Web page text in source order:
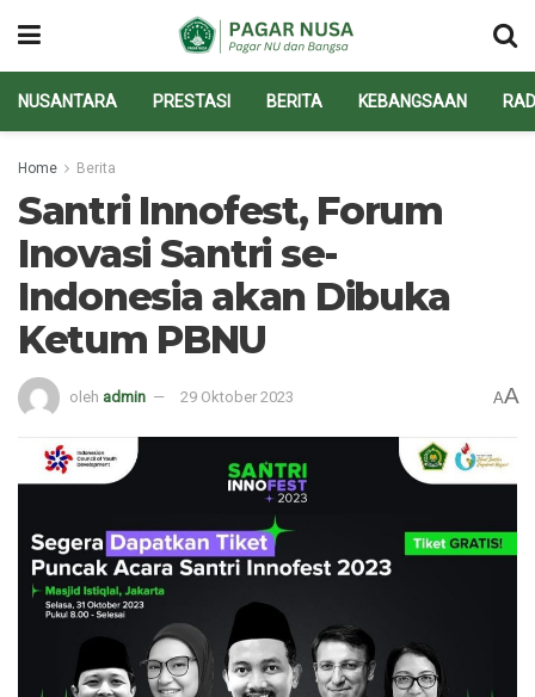
NUSANTARA PRESTASI BERITA KEBANGSAAN
Home Berita
Santri Innofest, Forum
Inovasi Santri se-
Indonesia akan Dibuka
Ketum PBNU
oleh admin 29 Oktober 2023 AA